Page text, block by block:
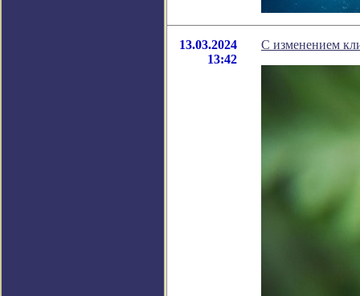
13.03.2024
13:42
С изменением